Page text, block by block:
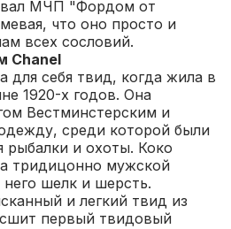
МЧП "Фордом от
что оно просто и
всех сословий.
Chanel
для себя твид, когда жила в
1920-х годов. Она
Вестминстерским и
среди которой были
и охоты. Коко
тридицонно мужской
шелк и шерсть.
и легкий твид из
первый твидовый